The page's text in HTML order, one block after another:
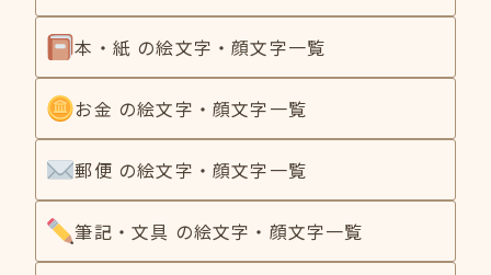
本・紙 の絵文字・顔文字一覧
お金 の絵文字・顔文字一覧
郵便 の絵文字・顔文字一覧
筆記・文具 の絵文字・顔文字一覧